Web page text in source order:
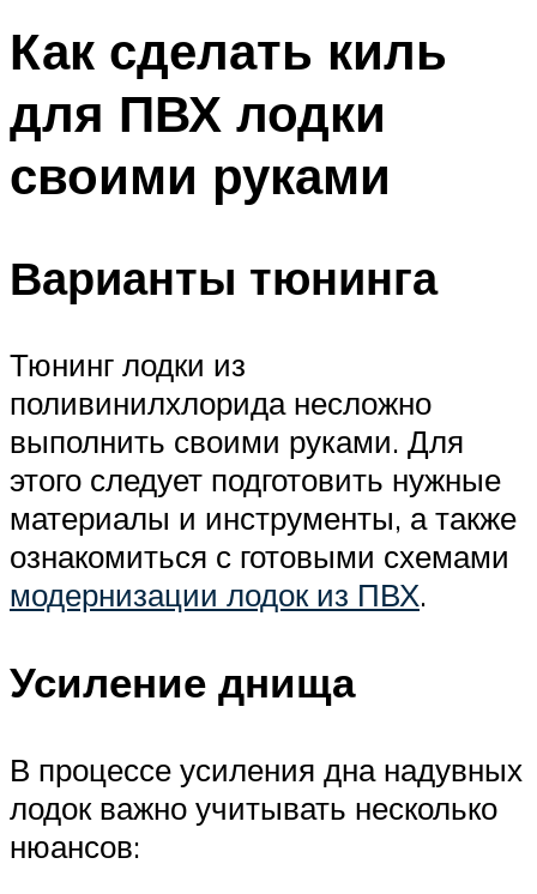
Как сделать киль
для ПВХ лодки
своими руками
Варианты тюнинга
Тюнинг лодки из
поливинилхлорида несложно
выполнить своими руками. Для
этого следует подготовить нужные
материалы и инструменты, а также
ознакомиться с готовыми схемами
модернизации лодок из ПВХ.
Усиление днища
В процессе усиления дна надувных
лодок важно учитывать несколько
нюансов: